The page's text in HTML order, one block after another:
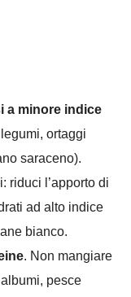
a minore indice
ortaggi
saraceno).
riduci l’apporto di
ad alto indice
bianco.
. Non mangiare
pesce